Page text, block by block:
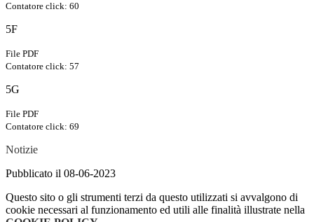
Contatore click: 60
5F
File PDF
Contatore click: 57
5G
File PDF
Contatore click: 69
Notizie
Pubblicato il 08-06-2023
Questo sito o gli strumenti terzi da questo utilizzati si avvalgono di
cookie necessari al funzionamento ed utili alle finalità illustrate nella